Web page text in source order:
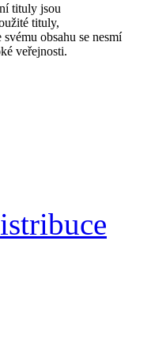
tituly jsou
tituly,
obsahu se nesmí
veřejnosti.